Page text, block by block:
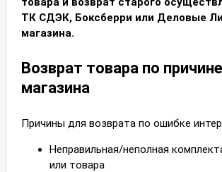
ТК СДЭК, Боксберри или Деловые
магазина.
Возврат товара по
магазина
Причины для возврата по ошибке
Неправильная/неполная
или товара